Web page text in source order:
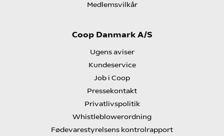
Medlemsvilkår
Coop Danmark A/S
Ugens aviser
Kundeservice
Job i Coop
Pressekontakt
Privatlivspolitik
Whistleblowerordning
Fødevarestyrelsens kontrolrapport